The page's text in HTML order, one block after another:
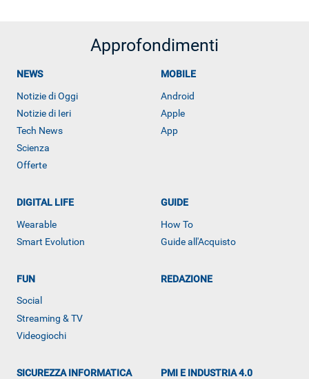
Approfondimenti
NEWS
Notizie di Oggi
Notizie di Ieri
Tech News
Scienza
Offerte
MOBILE
Android
Apple
App
DIGITAL LIFE
Wearable
Smart Evolution
GUIDE
How To
Guide all'Acquisto
FUN
Social
Streaming & TV
Videogiochi
REDAZIONE
SICUREZZA INFORMATICA PMI E INDUSTRIA 4.0